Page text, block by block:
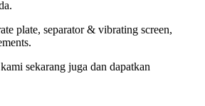
plate, separator & vibrating screen,
sekarang juga dan dapatkan